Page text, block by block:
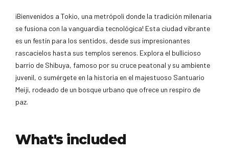
¡Bienvenidos a Tokio, una metrópoli donde la tradición milenaria
se fusiona con la vanguardia tecnológica! Esta ciudad vibrante
es un festín para los sentidos, desde sus impresionantes
rascacielos hasta sus templos serenos. Explora el bullicioso
barrio de Shibuya, famoso por su cruce peatonal y su ambiente
juvenil, o sumérgete en la historia en el majestuoso Santuario
Meiji, rodeado de un bosque urbano que ofrece un respiro de
paz.
What's included